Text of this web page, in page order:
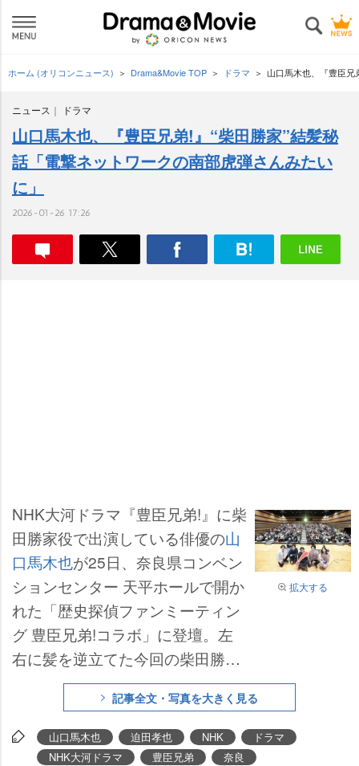
ホーム (オリコンニュース) Drama&Movie TOP ドラマ 山口馬木也、『豊臣兄
ニュース ドラマ
山口馬木也、『豊臣兄弟!』“柴田勝家”結髪秘
話「電撃ネットワークの南部虎弾さんみたい
に」
2026-01-26 17:26
拡大する
NHK大河ドラマ『豊臣兄弟!』に柴
田勝家役で出演している俳優の山
口馬木也が25日、奈良県コンベン
ションセンター 天平ホールで開か
れた「歴史探偵ファンミーティン
グ 豊臣兄弟!コラボ」に登壇。左
右に髪を逆立てた今回の柴田勝家
の髪型について、「“電撃ネットワ
の故・南部虎弾さんみたい
に”ってお願いしました」と思わ
ぬ“結髪秘話”を明かし、会場を沸
記事全文・写真を大きく見る
山口馬木也 迫田孝也 NHK
ドラマ
NHK大河ドラマ
豊臣兄弟 奈良